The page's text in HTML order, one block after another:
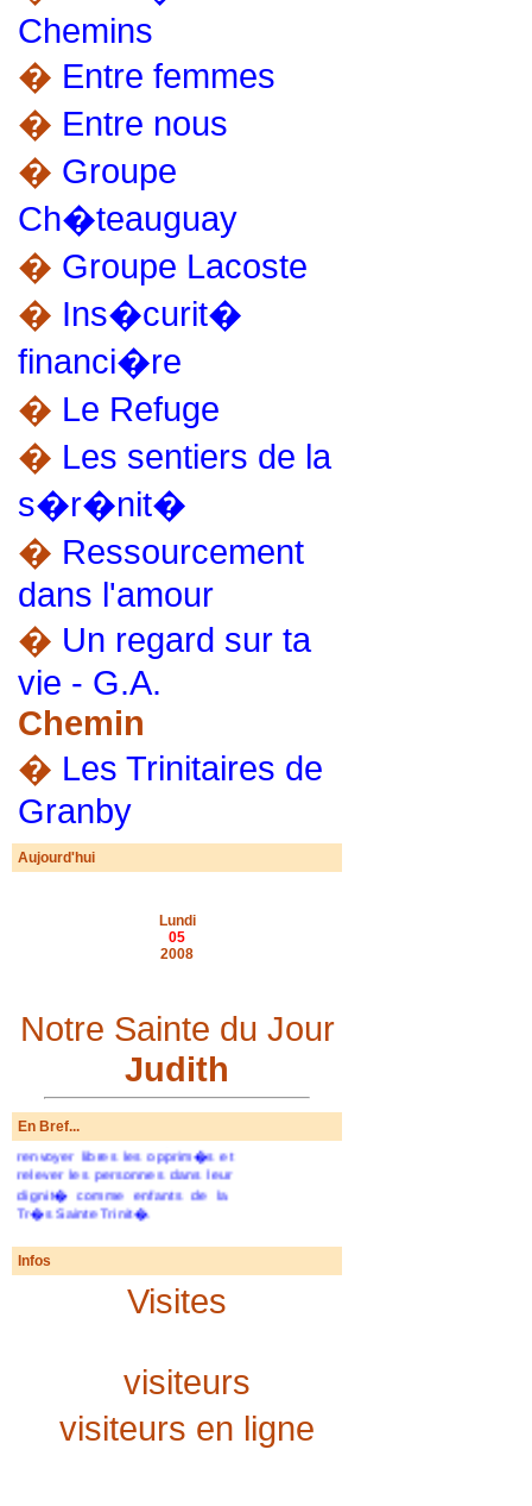
Chemins
� Entre femmes
� Entre nous
� Groupe
Ch�teauguay
� Groupe Lacoste
� Ins�curit�
financi�re
� Le Refuge
� Les sentiers de la
s�r�nit�
� Ressourcement
dans l'amour
� Un regard sur ta
vie - G.A.
Chemin
� Les Trinitaires de
Granby
Aujourd'hui
Lundi
05
2008
Notre Sainte du Jour
Judith
En Bref...
Depuis plus de 800 ans, par un
esprit de service, ils se
d�vouent pour les hommes et
cha�nes injustes, couper les
liens de la d�pendance,
renvoyer libres les opprim�s et
relever les personnes dans leur
dignit� comme enfants de la
Tr�s Sainte Trinit�.
Infos
Visites
visiteurs
visiteurs en ligne